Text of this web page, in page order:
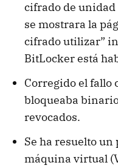
cifrado de unidad
se mostrara la
cifrado utilizar”
BitLocker está
Corregido el fallo
bloqueaba
revocados.
Se ha resuelto
máquina virtual